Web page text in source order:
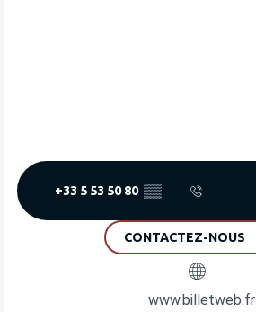
+33 5 53 50 80 ▒▒
CONTACTEZ-NOUS
www.billetweb.fr